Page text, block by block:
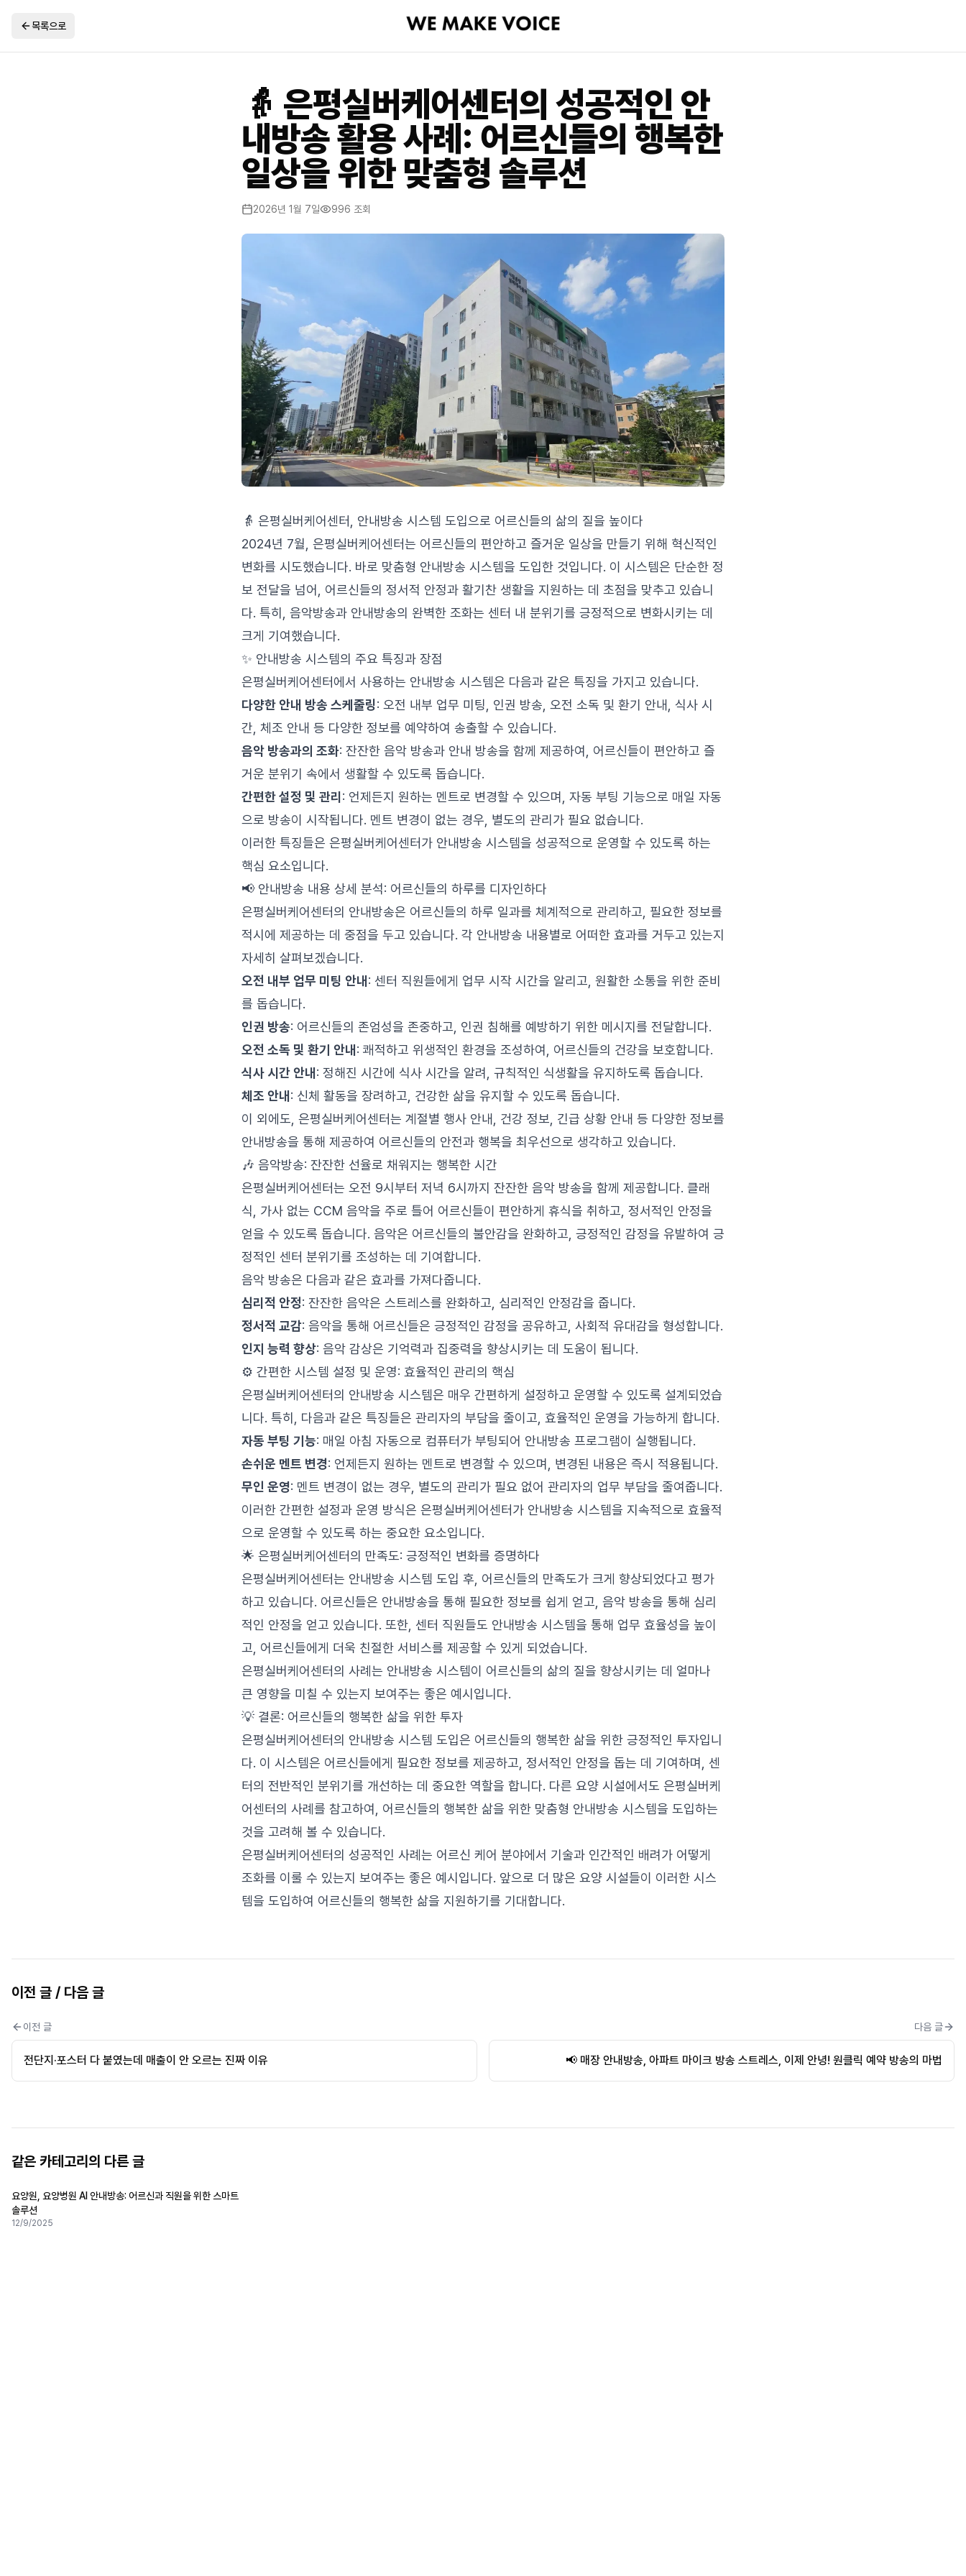
목록으로
👵 은평실버케어센터의 성공적인 안
내방송 활용 사례: 어르신들의 행복한
일상을 위한 맞춤형 솔루션
2026년 1월 7일 996 조회
👵 은평실버케어센터, 안내방송 시스템 도입으로 어르신들의 삶의 질을 높이다
2024년 7월, 은평실버케어센터는 어르신들의 편안하고 즐거운 일상을 만들기 위해 혁신적인
변화를 시도했습니다. 바로 맞춤형 안내방송 시스템을 도입한 것입니다. 이 시스템은 단순한 정
보 전달을 넘어, 어르신들의 정서적 안정과 활기찬 생활을 지원하는 데 초점을 맞추고 있습니
다. 특히, 음악방송과 안내방송의 완벽한 조화는 센터 내 분위기를 긍정적으로 변화시키는 데
크게 기여했습니다.
✨ 안내방송 시스템의 주요 특징과 장점
은평실버케어센터에서 사용하는 안내방송 시스템은 다음과 같은 특징을 가지고 있습니다.
다양한 안내 방송 스케줄링: 오전 내부 업무 미팅, 인권 방송, 오전 소독 및 환기 안내, 식사 시
간, 체조 안내 등 다양한 정보를 예약하여 송출할 수 있습니다.
음악 방송과의 조화: 잔잔한 음악 방송과 안내 방송을 함께 제공하여, 어르신들이 편안하고 즐
거운 분위기 속에서 생활할 수 있도록 돕습니다.
간편한 설정 및 관리 : 언제든지 원하는 멘트로 변경할 수 있으며, 자동 부팅 기능으로 매일 자동
으로 방송이 시작됩니다. 멘트 변경이 없는 경우, 별도의 관리가 필요 없습니다.
이러한 특징들은 은평실버케어센터가 안내방송 시스템을 성공적으로 운영할 수 있도록 하는
핵심 요소입니다.
📢 안내방송 내용 상세 분석: 어르신들의 하루를 디자인하다
은평실버케어센터의 안내방송은 어르신들의 하루 일과를 체계적으로 관리하고, 필요한 정보를
적시에 제공하는 데 중점을 두고 있습니다. 각 안내방송 내용별로 어떠한 효과를 거두고 있는지
자세히 살펴보겠습니다.
오전 내부 업무 미팅 안내 : 센터 직원들에게 업무 시작 시간을 알리고, 원활한 소통을 위한 준비
를 돕습니다.
인권 방송: 어르신들의 존엄성을 존중하고, 인권 침해를 예방하기 위한 메시지를 전달합니다.
오전 소독 및 환기 안내 : 쾌적하고 위생적인 환경을 조성하여, 어르신들의 건강을 보호합니다.
식사 시간 안내 : 정해진 시간에 식사 시간을 알려, 규칙적인 식생활을 유지하도록 돕습니다.
체조 안내 : 신체 활동을 장려하고, 건강한 삶을 유지할 수 있도록 돕습니다.
이 외에도, 은평실버케어센터는 계절별 행사 안내, 건강 정보, 긴급 상황 안내 등 다양한 정보를
안내방송을 통해 제공하여 어르신들의 안전과 행복을 최우선으로 생각하고 있습니다.
🎶 음악방송: 잔잔한 선율로 채워지는 행복한 시간
은평실버케어센터는 오전 9시부터 저녁 6시까지 잔잔한 음악 방송을 함께 제공합니다. 클래
식, 가사 없는 CCM 음악을 주로 틀어 어르신들이 편안하게 휴식을 취하고, 정서적인 안정을
얻을 수 있도록 돕습니다. 음악은 어르신들의 불안감을 완화하고, 긍정적인 감정을 유발하여 긍
정적인 센터 분위기를 조성하는 데 기여합니다.
음악 방송은 다음과 같은 효과를 가져다줍니다.
심리적 안정: 잔잔한 음악은 스트레스를 완화하고, 심리적인 안정감을 줍니다.
정서적 교감: 음악을 통해 어르신들은 긍정적인 감정을 공유하고, 사회적 유대감을 형성합니다.
인지 능력 향상: 음악 감상은 기억력과 집중력을 향상시키는 데 도움이 됩니다.
⚙️ 간편한 시스템 설정 및 운영: 효율적인 관리의 핵심
은평실버케어센터의 안내방송 시스템은 매우 간편하게 설정하고 운영할 수 있도록 설계되었습
니다. 특히, 다음과 같은 특징들은 관리자의 부담을 줄이고, 효율적인 운영을 가능하게 합니다.
자동 부팅 기능: 매일 아침 자동으로 컴퓨터가 부팅되어 안내방송 프로그램이 실행됩니다.
손쉬운 멘트 변경: 언제든지 원하는 멘트로 변경할 수 있으며, 변경된 내용은 즉시 적용됩니다.
무인 운영: 멘트 변경이 없는 경우, 별도의 관리가 필요 없어 관리자의 업무 부담을 줄여줍니다.
이러한 간편한 설정과 운영 방식은 은평실버케어센터가 안내방송 시스템을 지속적으로 효율적
으로 운영할 수 있도록 하는 중요한 요소입니다.
🌟 은평실버케어센터의 만족도: 긍정적인 변화를 증명하다
은평실버케어센터는 안내방송 시스템 도입 후, 어르신들의 만족도가 크게 향상되었다고 평가
하고 있습니다. 어르신들은 안내방송을 통해 필요한 정보를 쉽게 얻고, 음악 방송을 통해 심리
적인 안정을 얻고 있습니다. 또한, 센터 직원들도 안내방송 시스템을 통해 업무 효율성을 높이
고, 어르신들에게 더욱 친절한 서비스를 제공할 수 있게 되었습니다.
은평실버케어센터의 사례는 안내방송 시스템이 어르신들의 삶의 질을 향상시키는 데 얼마나
큰 영향을 미칠 수 있는지 보여주는 좋은 예시입니다.
💡 결론: 어르신들의 행복한 삶을 위한 투자
은평실버케어센터의 안내방송 시스템 도입은 어르신들의 행복한 삶을 위한 긍정적인 투자입니
다. 이 시스템은 어르신들에게 필요한 정보를 제공하고, 정서적인 안정을 돕는 데 기여하며, 센
터의 전반적인 분위기를 개선하는 데 중요한 역할을 합니다. 다른 요양 시설에서도 은평실버케
어센터의 사례를 참고하여, 어르신들의 행복한 삶을 위한 맞춤형 안내방송 시스템을 도입하는
것을 고려해 볼 수 있습니다.
은평실버케어센터의 성공적인 사례는 어르신 케어 분야에서 기술과 인간적인 배려가 어떻게
조화를 이룰 수 있는지 보여주는 좋은 예시입니다. 앞으로 더 많은 요양 시설들이 이러한 시스
템을 도입하여 어르신들의 행복한 삶을 지원하기를 기대합니다.
이전 글 / 다음 글
이전 글
전단지·포스터 다 붙였는데 매출이 안 오르는 진짜 이유
다음 글
📢 매장 안내방송, 아파트 마이크 방송 스트레스, 이제 안녕! 원클릭 예약 방송의 마법
같은 카테고리의 다른 글
요양원, 요양병원 AI 안내방송: 어르신과 직원을 위한 스마트
솔루션
12/9/2025